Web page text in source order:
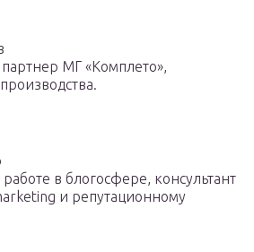
МГ «Комплето»,
в блогосфере, консультант
и репутационному